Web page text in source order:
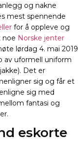
og nakne
mest spennende
for å oppleve og
noe Norske jenter
lørdag 4. mai 2019
av uformell uniform
Det er
sig og får et
sig med
fantasi og
eskorte